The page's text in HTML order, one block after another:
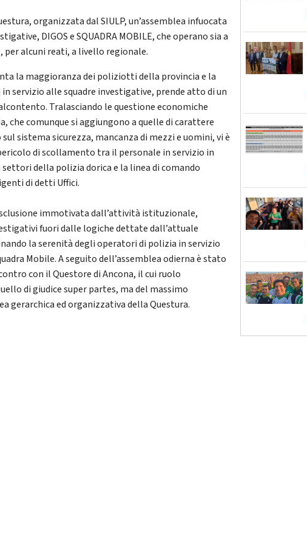
organizzata dal SIULP, un’assemblea infuocata
DIGOS e SQUADRA MOBILE, che operano sia a
per alcuni reati, a livello regionale.
la maggioranza dei poliziotti della provincia e la
servizio alle squadre investigative, prende atto di un
Tralasciando le questione economiche
che comunque si aggiungono a quelle di carattere
sistema sicurezza, mancanza di mezzi e uomini, vi è
di scollamento tra il personale in servizio in
della polizia dorica e la linea di comando
di detti Uffici.
immotivata dall’attività istituzionale,
fuori dalle logiche dettate dall’attuale
la serenità degli operatori di polizia in servizio
Mobile. A seguito dell’assemblea odierna è stato
con il Questore di Ancona, il cui ruolo
di giudice super partes, ma del massimo
gerarchica ed organizzativa della Questura.